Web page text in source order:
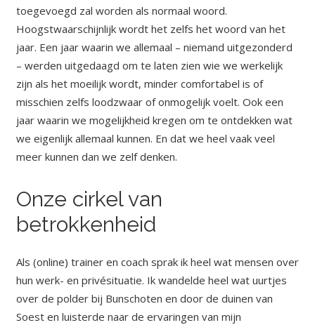
toegevoegd zal worden als normaal woord.
Hoogstwaarschijnlijk wordt het zelfs het woord van het
jaar. Een jaar waarin we allemaal – niemand uitgezonderd
– werden uitgedaagd om te laten zien wie we werkelijk
zijn als het moeilijk wordt, minder comfortabel is of
misschien zelfs loodzwaar of onmogelijk voelt. Ook een
jaar waarin we mogelijkheid kregen om te ontdekken wat
we eigenlijk allemaal kunnen. En dat we heel vaak veel
meer kunnen dan we zelf denken.
Onze cirkel van
betrokkenheid
Als (online) trainer en coach sprak ik heel wat mensen over
hun werk- en privésituatie. Ik wandelde heel wat uurtjes
over de polder bij Bunschoten en door de duinen van
Soest en luisterde naar de ervaringen van mijn